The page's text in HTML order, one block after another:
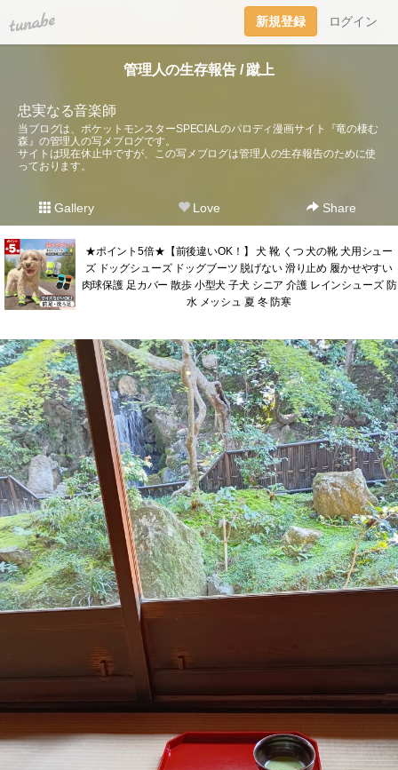
tuna.be 新規登録 ログイン
管理人の生存報告 / 蹴上
忠実なる音楽師
当ブログは、ポケットモンスターSPECIALのパロディ漫画サイト『竜の棲む
森』の管理人の写メブログです。
サイトは現在休止中ですが、この写メブログは管理人の生存報告のために使
っております。
Gallery Love Share
★ポイント5倍★【前後違いOK！】 犬 靴 くつ 犬の靴 犬用シュー
ズ ドッグシューズ ドッグブーツ 脱げない 滑り止め 履かせやすい
肉球保護 足カバー 散歩 小型犬 子犬 シニア 介護 レインシューズ 防
水 メッシュ 夏 冬 防寒